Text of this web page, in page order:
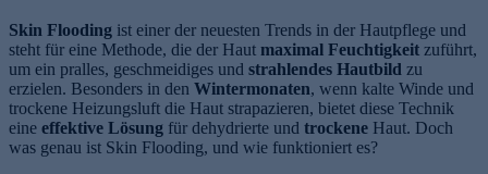
Skin Flooding ist einer der neuesten Trends in der Hautpflege und
steht für eine Methode, die der Haut maximal Feuchtigkeit zuführt,
um ein pralles, geschmeidiges und strahlendes Hautbild zu
erzielen. Besonders in den Wintermonaten, wenn kalte Winde und
trockene Heizungsluft die Haut strapazieren, bietet diese Technik
eine effektive Lösung für dehydrierte und trockene Haut. Doch
was genau ist Skin Flooding, und wie funktioniert es?